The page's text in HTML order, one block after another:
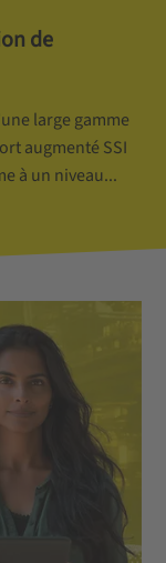
de
large gamme
augmenté SSI
à un niveau...